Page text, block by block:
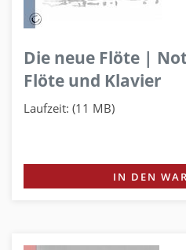
Die neue Flöte |
Flöte und Klavier
Laufzeit: (11 MB)
IN DEN